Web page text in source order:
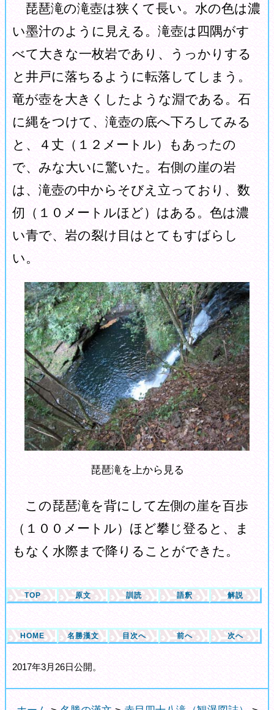
琵琶滝の滝壺は狭くて長い。水の色は濃
い墨汁のように見える。滝壺は四隅がす
べて大きな一枚岩であり、うっかりする
と井戸に落ちるように転落してしまう。
竜が壺を大きくしたような淵である。石
に縄をつけて、滝壺の底へ下ろしてみる
と、４丈（１２メートル）もあったの
で、みな大いに驚いた。右側の崖の岩
は、滝壺の中からそびえ立っており、数
仞（１０メートルほど）はある。色は濃
い青で、岩の裂け目はとてもすばらし
い。
琵琶滝を上から見る
この琵琶滝を背にして左側の崖を百歩
（１００メートル）ほど攀じ登ると、ま
もなく水際まで降りることができた。
TOP 原文 訓読 語釈 解説
HOME 名勝漢文 目次へ 前へ 次へ
2017年3月26日公開。